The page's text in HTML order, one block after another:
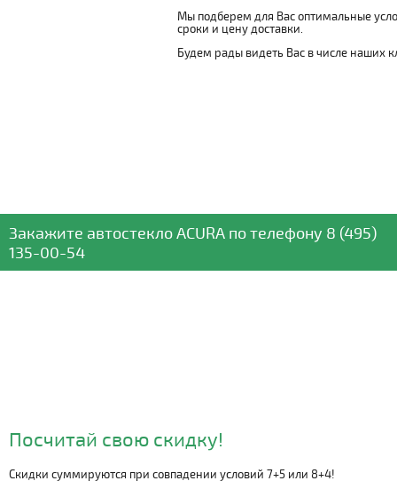
Мы подберем для Вас оптимальные
сроки и цену доставки.
Будем рады видеть Вас в числе наших
Закажите автостеклоACURA по телефону 8 (495)
135-00-54
Посчитай свою скидку!
Скидки суммируются при совпадении условий 7+5 или 8+4!